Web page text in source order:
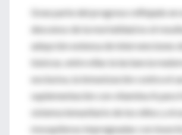
Gran parte del progreso reflejado en
descenso de la mortalidad es el
adopción extensa de intervenciones
básicas, entre ellas la lactancia
exclusiva, la inmunización contra el
suplementación con vitamina A para
sistema inmunitario de los niños y el
mosquiteras impregnadas con